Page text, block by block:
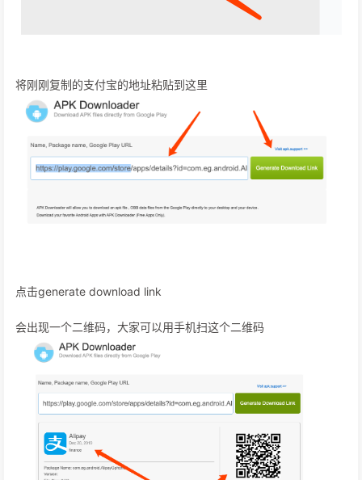
将刚刚复制的支付宝的地址粘贴到这里
点击generate download link
会出现一个二维码，大家可以用手机扫这个二维码